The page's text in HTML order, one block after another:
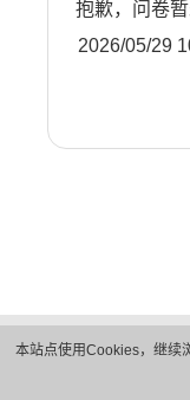
本站点使用Cookies，继续
抱歉，问卷
2026/05/29